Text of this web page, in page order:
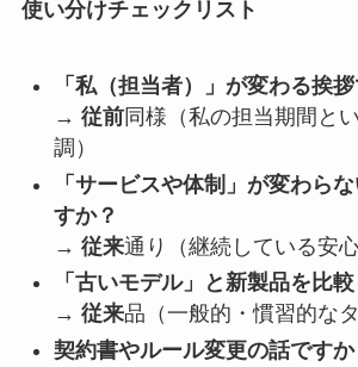
使い分けチェックリスト
「私（担当者）」が変わる挨
→ 従前同様（私の担当期間と
調）
「サービスや体制」が変わら
すか？
→ 従来通り（継続している安
「古いモデル」と新製品を比
→ 従来品（一般的・慣習的なタ
契約書やルール変更の話ですか